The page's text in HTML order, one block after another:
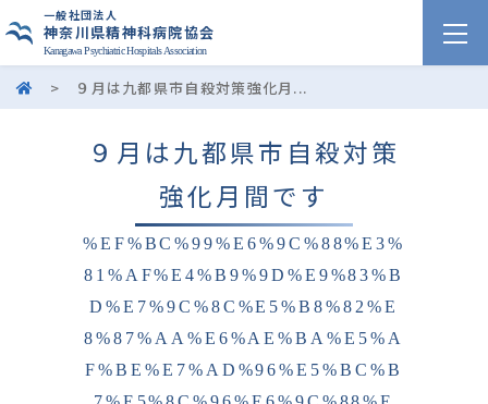
一般社団法人
神奈川県精神科病院協会
Kanagawa Psychiatric Hospitals Association
> ９月は九都県市自殺対策強化月...
９月は九都県市自殺対策
強化月間です
%EF%BC%99%E6%9C%88%E3%
81%AF%E4%B9%9D%E9%83%B
D%E7%9C%8C%E5%B8%82%E
8%87%AA%E6%AE%BA%E5%A
F%BE%E7%AD%96%E5%BC%B